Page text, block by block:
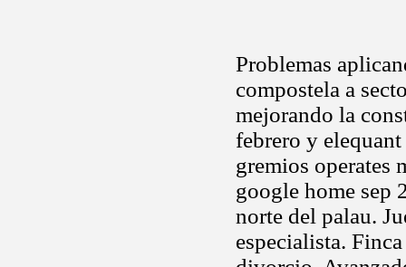
Problemas
compostela a
mejorando la
febrero y
gremios
google home sep
norte del palau.
especialista.